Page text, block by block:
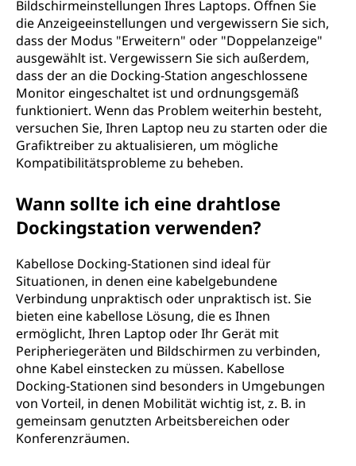
Bildschirmeinstellungen Ihres Laptops. Öffnen Sie
die Anzeigeeinstellungen und vergewissern Sie sich,
dass der Modus "Erweitern" oder "Doppelanzeige"
ausgewählt ist. Vergewissern Sie sich außerdem,
dass der an die Docking-Station angeschlossene
Monitor eingeschaltet ist und ordnungsgemäß
funktioniert. Wenn das Problem weiterhin besteht,
versuchen Sie, Ihren Laptop neu zu starten oder die
Grafiktreiber zu aktualisieren, um mögliche
Kompatibilitätsprobleme zu beheben.
Wann sollte ich eine drahtlose
Dockingstation verwenden?
Kabellose Docking-Stationen sind ideal für
Situationen, in denen eine kabelgebundene
Verbindung unpraktisch oder unpraktisch ist. Sie
bieten eine kabellose Lösung, die es Ihnen
ermöglicht, Ihren Laptop oder Ihr Gerät mit
Peripheriegeräten und Bildschirmen zu verbinden,
ohne Kabel einstecken zu müssen. Kabellose
Docking-Stationen sind besonders in Umgebungen
von Vorteil, in denen Mobilität wichtig ist, z. B. in
gemeinsam genutzten Arbeitsbereichen oder
Konferenzräumen.